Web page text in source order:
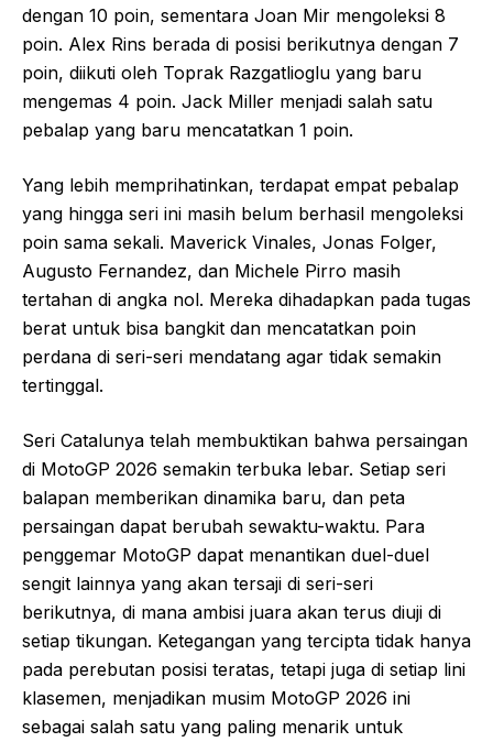
dengan 10 poin, sementara Joan Mir mengoleksi 8
poin. Alex Rins berada di posisi berikutnya dengan 7
poin, diikuti oleh Toprak Razgatlioglu yang baru
mengemas 4 poin. Jack Miller menjadi salah satu
pebalap yang baru mencatatkan 1 poin.
Yang lebih memprihatinkan, terdapat empat pebalap
yang hingga seri ini masih belum berhasil mengoleksi
poin sama sekali. Maverick Vinales, Jonas Folger,
Augusto Fernandez, dan Michele Pirro masih
tertahan di angka nol. Mereka dihadapkan pada tugas
berat untuk bisa bangkit dan mencatatkan poin
perdana di seri-seri mendatang agar tidak semakin
tertinggal.
Seri Catalunya telah membuktikan bahwa persaingan
di MotoGP 2026 semakin terbuka lebar. Setiap seri
balapan memberikan dinamika baru, dan peta
persaingan dapat berubah sewaktu-waktu. Para
penggemar MotoGP dapat menantikan duel-duel
sengit lainnya yang akan tersaji di seri-seri
berikutnya, di mana ambisi juara akan terus diuji di
setiap tikungan. Ketegangan yang tercipta tidak hanya
pada perebutan posisi teratas, tetapi juga di setiap lini
klasemen, menjadikan musim MotoGP 2026 ini
sebagai salah satu yang paling menarik untuk